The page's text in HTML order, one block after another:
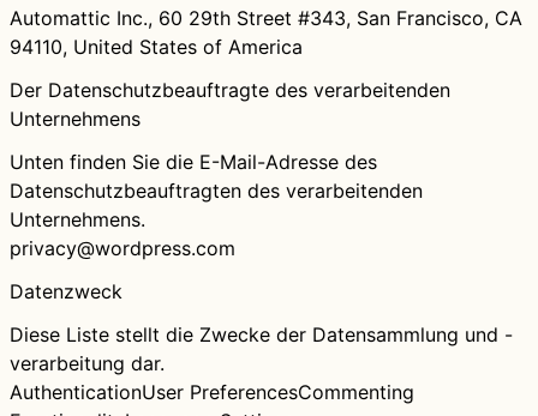
Automattic Inc., 60 29th Street #343, San Francisco, CA
94110, United States of America
Der Datenschutzbeauftragte des verarbeitenden
Unternehmens
Unten finden Sie die E-Mail-Adresse des
Datenschutzbeauftragten des verarbeitenden
Unternehmens.
privacy@wordpress.com
Datenzweck
Diese Liste stellt die Zwecke der Datensammlung und -
verarbeitung dar.
AuthenticationUser PreferencesCommenting